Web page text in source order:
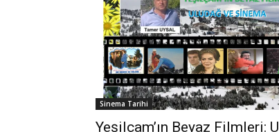
Sinema Tarihi
Yeşilçam’ın Beyaz Filmleri: